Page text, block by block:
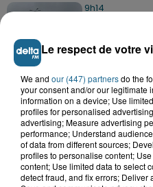
9h14
Des
Herzeele
9h03
Un homme
blessé
7h21
Samer :
Le respect de votre
We and our (447) partnersdo the
your consent and/or our legitimate
information on a device; Use
profiles for personalised
advertising; Measure advertising
performance; Understand
of data from different sources;
profiles to personalise content;
content; Use limited data to select
detect fraud, and fix errors;